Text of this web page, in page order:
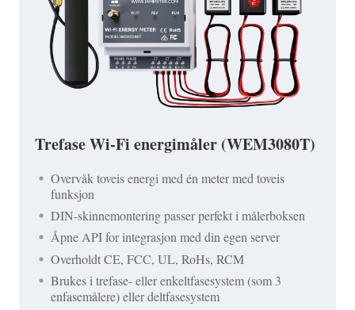
Trefase Wi-Fi energimåler (WEM3080T)
Overvåk toveis energi med én meter med toveis
funksjon
DIN-skinnemontering passer perfekt i målerboksen
Åpne API for integrasjon med din egen server
Overholdt CE, FCC, UL, RoHs, RCM
Brukes i trefase- eller enkeltfasesystem (som 3
enfasemålere) eller deltfasesystem